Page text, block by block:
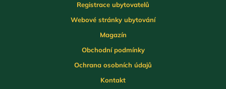
Registrace ubytovatelů
Webové stránky ubytování
Magazín
Obchodní podmínky
Ochrana osobních údajů
Kontakt